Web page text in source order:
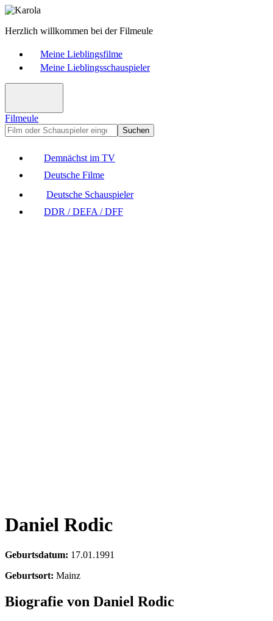
Herzlich willkommen bei der Filmeule
Meine Lieblingsfilme
Meine Lieblingsschauspieler
Filmeule
Suchen
Demnächst im TV
Deutsche Filme
Deutsche Schauspieler
DDR / DEFA / DFF
Daniel Rodic
Geburtsdatum: 17.01.1991
Geburtsort: Mainz
Biografie von Daniel Rodic